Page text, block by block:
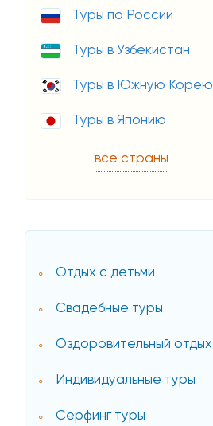
Туры по России
Туры в Узбекистан
Туры в Южную Корею
Туры в Японию
все страны
Отдых с детьми
Свадебные туры
Оздоровительный отдых
Индивидуальные туры
Серфинг туры